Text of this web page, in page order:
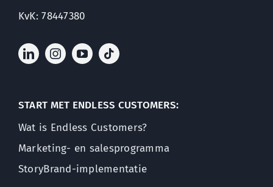
KvK: 78447380
START MET ENDLESS CUSTOMERS:
Wat is Endless Customers?
Marketing- en salesprogramma
StoryBrand-implementatie